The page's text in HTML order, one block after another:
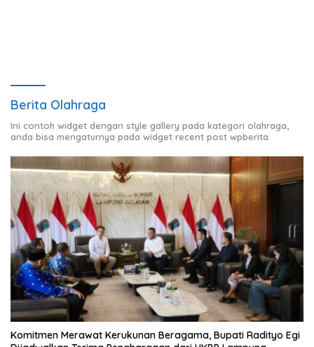
Berita Olahraga
Ini contoh widget dengan style gallery pada kategori olahraga,
anda bisa mengaturnya pada widget recent post wpberita.
Komitmen Merawat Kerukunan Beragama, Bupati Radityo Egi